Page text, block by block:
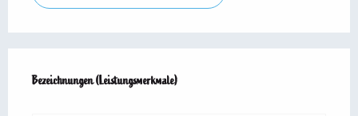
Bezeichnungen (Leistungsmerkmale)
Bezeichnungen (Leistungsmerkmale)